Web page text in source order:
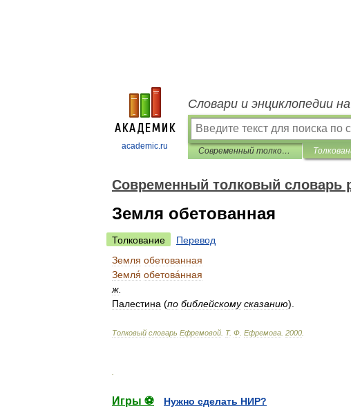
academic.ru
Словари и энциклопедии
Современный толковый словарь русского языка Ефремовой
Современный толковый словарь
Земля обетованная
Толкование
Перевод
Земля обетованная
Земля́ обетова́нная
ж
Палестина (по библейскому сказанию)
Толковый словарь Ефремовой Т. Ф Ефремова 2000
Игры ⚽
Нужно сделать НИР?